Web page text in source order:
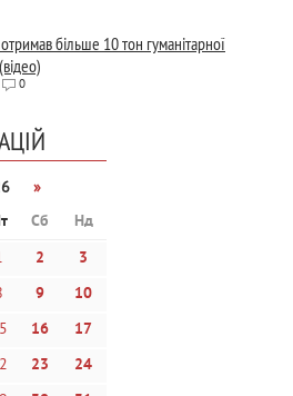
більше 10 тон гуманітарної
0
»
Сб
Нд
2
3
9
10
16
17
23
24